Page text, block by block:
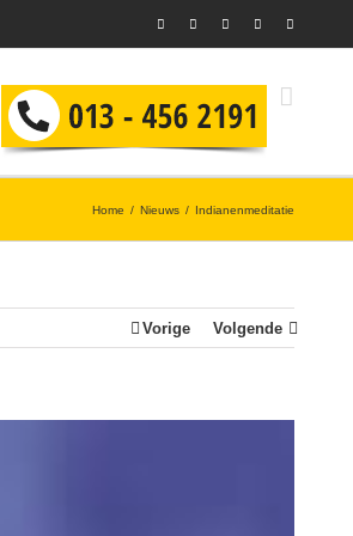
Home Nieuws Indianenmeditatie
Vorige Volgende